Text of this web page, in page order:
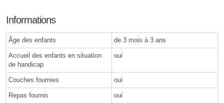
Informations
Âge des enfants de 3 mois à 3 ans
Accueil des enfants en situation
de handicap
oui
Couches fournies oui
Repas fournis oui